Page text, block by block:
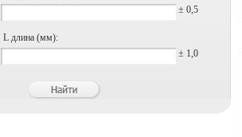
± 0,5
L длина (мм):
± 1,0